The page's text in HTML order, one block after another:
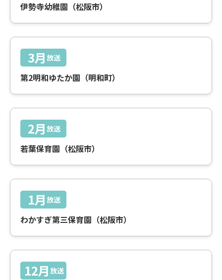
伊勢寺幼稚園（松阪市）
3月 放送
第2明和ゆたか園（明和町）
2月 放送
若葉保育園（松阪市）
1月 放送
わかすぎ第三保育園（松阪市）
12月 放送